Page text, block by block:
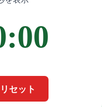
リセット